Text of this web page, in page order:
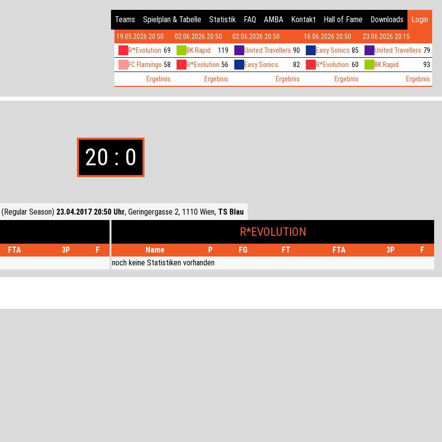
Teams
Spielplan & Tabelle Statistik FAQ AMBA Kontakt Hall of Fame Downloads Login
19.05.2026 20:50
R*Evolution 69
FC Flamingo 58
Ergebnis
02.06.2026 20:50
BK Rapid
119
R*Evolution 56
Ergebnis
02.06.2026 20:50
United Travellers 90
Easy Sonics
82
Ergebnis
16.06.2026 20:50
Easy Sonics 85
R*Evolution 60
Ergebnis
23.06.2026 20:15
United Travellers 79
BK Rapid
93
Ergebnis
20 : 0
Season) 23.04.2017 20:50 Uhr, Geringergasse 2, 1110 Wien, TS Blau
FTA 3P
F
R*EVOLUTION
Name P FG FT FTA 3P
F
noch keine Statistiken vorhanden